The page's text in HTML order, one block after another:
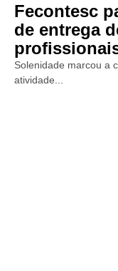
Fecontesc
de entrega
Solenidade marcou a
atividade...